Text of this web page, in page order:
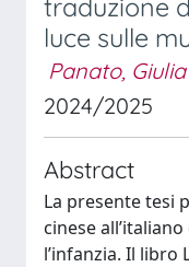
traduzione
luce sulle
Panato, Giulia
2024/2025
Abstract
La presente tesi
cinese
l’infanzia. Il libro